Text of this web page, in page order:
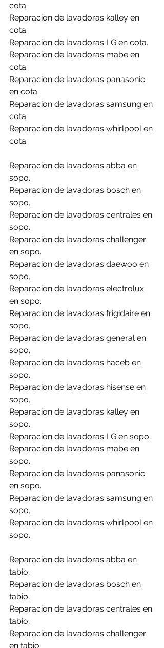
cota.
Reparacion de lavadoras kalley en
cota.
Reparacion de lavadoras LG en cota.
Reparacion de lavadoras mabe en
cota.
Reparacion de lavadoras panasonic
en cota.
Reparacion de lavadoras samsung en
cota.
Reparacion de lavadoras whirlpool en
cota.
Reparacion de lavadoras abba en
sopo.
Reparacion de lavadoras bosch en
sopo.
Reparacion de lavadoras centrales en
sopo.
Reparacion de lavadoras challenger
en sopo.
Reparacion de lavadoras daewoo en
sopo.
Reparacion de lavadoras electrolux
en sopo.
Reparacion de lavadoras frigidaire en
sopo.
Reparacion de lavadoras general en
sopo.
Reparacion de lavadoras haceb en
sopo.
Reparacion de lavadoras hisense en
sopo.
Reparacion de lavadoras kalley en
sopo.
Reparacion de lavadoras LG en sopo.
Reparacion de lavadoras mabe en
sopo.
Reparacion de lavadoras panasonic
en sopo.
Reparacion de lavadoras samsung en
sopo.
Reparacion de lavadoras whirlpool en
sopo.
Reparacion de lavadoras abba en
tabio.
Reparacion de lavadoras bosch en
tabio.
Reparacion de lavadoras centrales en
tabio.
Reparacion de lavadoras challenger
en tabio.